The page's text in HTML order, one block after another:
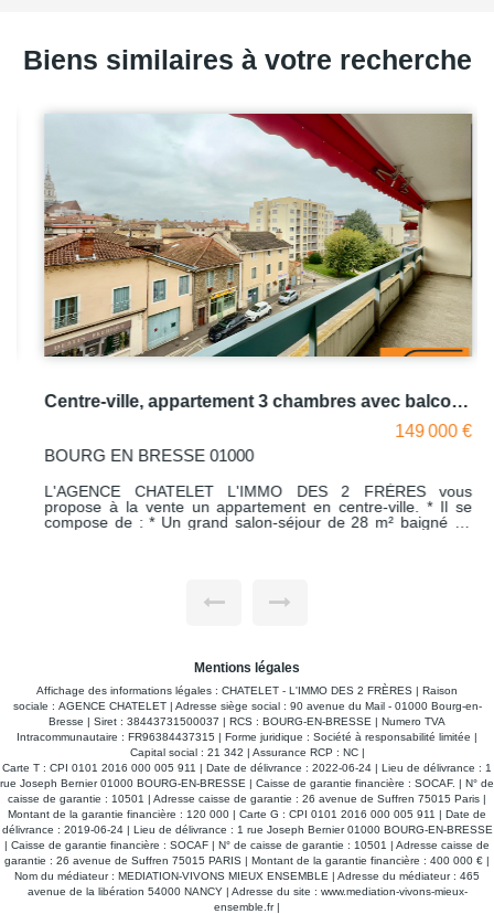
Biens similaires à votre recherche
Centre-ville, appartement 3 chambres avec balcon filant
149 000 €
BOURG EN BRESSE 01000
L'AGENCE CHATELET L'IMMO DES 2 FRÈRES vous
propose à la vente un appartement en centre-ville. * Il se
compose de : * Un grand salon-séjour de 28 m² baigné de
Emplacement de choix : en plein coeur de ville, au calme,
Mentions légales
Affichage des informations légales : CHATELET - L'IMMO DES 2 FRÈRES | Raison
sociale : AGENCE CHATELET | Adresse siège social : 90 avenue du Mail - 01000 Bourg-en-
Bresse | Siret : 38443731500037 | RCS : BOURG-EN-BRESSE | Numero TVA
Intracommunautaire : FR96384437315 | Forme juridique : Société à responsabilité limitée |
Capital social : 21 342 | Assurance RCP : NC |
Carte T : CPI 0101 2016 000 005 911 | Date de délivrance : 2022-06-24 | Lieu de délivrance : 1
rue Joseph Bernier 01000 BOURG-EN-BRESSE | Caisse de garantie financière : SOCAF. | N° de
caisse de garantie : 10501 | Adresse caisse de garantie : 26 avenue de Suffren 75015 Paris |
Montant de la garantie financière : 120 000 | Carte G : CPI 0101 2016 000 005 911 | Date de
délivrance : 2019-06-24 | Lieu de délivrance : 1 rue Joseph Bernier 01000 BOURG-EN-BRESSE
| Caisse de garantie financière : SOCAF | N° de caisse de garantie : 10501 | Adresse caisse de
garantie : 26 avenue de Suffren 75015 PARIS | Montant de la garantie financière : 400 000 € |
Nom du médiateur : MEDIATION-VIVONS MIEUX ENSEMBLE | Adresse du médiateur : 465
avenue de la libération 54000 NANCY | Adresse du site : www.mediation-vivons-mieux-
ensemble.fr|